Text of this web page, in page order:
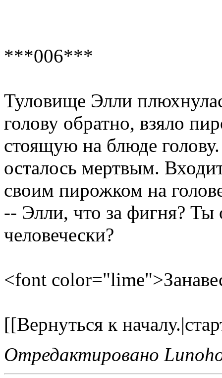
***006***
Туловище Элли
голову обратно, взяло
стоящую на блюде
осталось мертвым.
своим пирожком на
-- Элли, что за фигня? Ты
человечески?
<font
[[Вернуться к
Отредактировано